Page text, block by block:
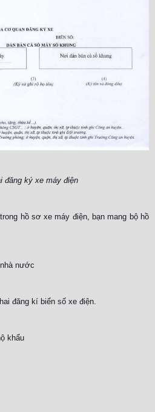
đăng ký xe máy điện
hồ sơ xe máy điện, bạn mang bộ hồ
nước
đăng kí biển số xe điện.
khẩu